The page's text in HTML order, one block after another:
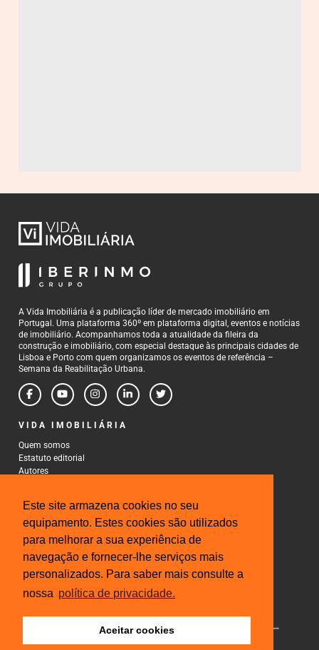
Este site armazena cookies no seu
equipamento. Estes cookies são utilizados
para melhorar a sua experiência de
navegação e fornecer-lhe serviços mais
personalizados. Para saber mais consulte a
nossa política de privacidade.
Aceitar cookies
A Vida Imobiliária é a publicação líder de mercado imobiliário em
Portugal. Uma plataforma 360º em plataforma digital, eventos e notícias
de imobiliário. Acompanhamos toda a atualidade da fileira da
construção e imobiliário, com especial destaque às principais cidades de
Lisboa e Porto com quem organizamos os eventos de referência –
Semana da Reabilitação Urbana.
VIDA IMOBILIÁRIA
Quem somos
Estatuto editorial
Autores
CONTACTOS
Rua Gonçalo Cristovão, 185 - 6º
4000-269 Porto
Tel: 222 085 009
Fax: 222 085 010
Email: gestao@iberinmo.com